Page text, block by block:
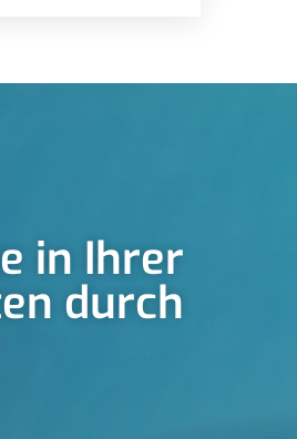
in Ihrer
durch